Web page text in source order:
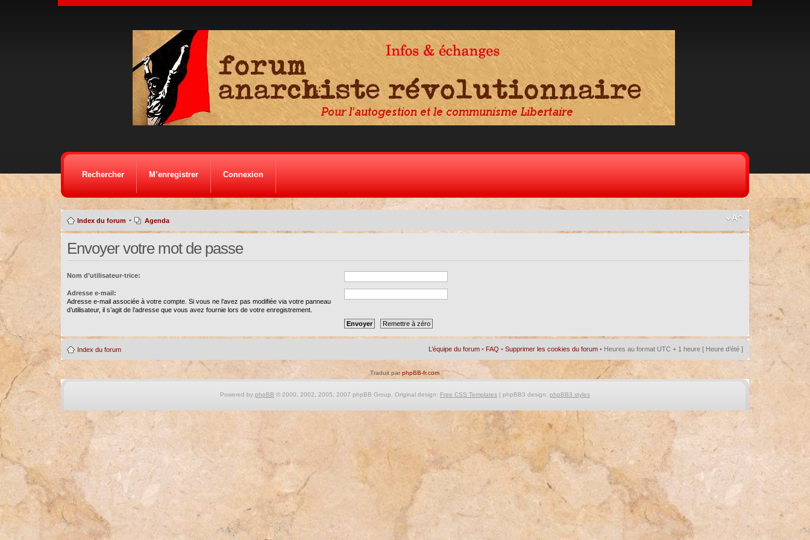
Rechercher M’enregistrer Connexion
Index du forum • Agenda
Envoyer votre mot de passe
Nom d’utilisateur-trice:
Adresse e-mail:
Adresse e-mail associée à votre compte. Si vous ne l’avez pas modifiée via votre panneau
d’utilisateur, il s’agit de l’adresse que vous avez fournie lors de votre enregistrement.
Index du forum L’équipe du forum • FAQ •Supprimer les cookies du forum • Heures au format UTC + 1 heure [ Heure d’été ]
Traduit parphpBB-fr.com
Powered by phpBB © 2000, 2002, 2005, 2007 phpBB Group. Original design: Free CSS Templates| phpBB3 design: phpBB3 styles